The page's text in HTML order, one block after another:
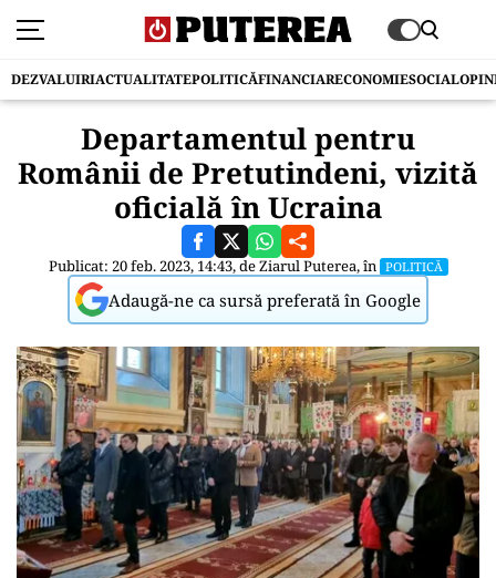
DEZVALUIRIACTUALITATEPOLITICĂFINANCIARECONOMIESOCIAL
Departamentul pentru
Românii de Pretutindeni, vizită
oficială în Ucraina
Publicat: 20 feb. 2023, 14:43, deZiarul Puterea, în POLITICĂ
Adaugă-ne ca sursă preferată în Google